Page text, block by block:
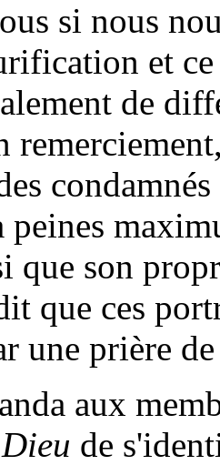
si nous
et
de
peines
que son
que ces
une prière
aux
de